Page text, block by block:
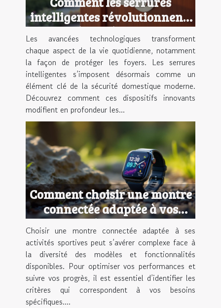
intelligentes révolutionnent-
elles la sécurité domestique ?
Les avancées technologiques transforment
chaque aspect de la vie quotidienne, notamment
la façon de protéger les foyers. Les serrures
intelligentes s’imposent désormais comme un
élément clé de la sécurité domestique moderne.
Découvrez comment ces dispositifs innovants
modifient en profondeur les...
Comment choisir une montre
connectée adaptée à vos
activités sportives ?
Choisir une montre connectée adaptée à ses
activités sportives peut s’avérer complexe face à
la diversité des modèles et fonctionnalités
disponibles. Pour optimiser vos performances et
suivre vos progrès, il est essentiel d’identifier les
critères qui correspondent à vos besoins
spécifiques....